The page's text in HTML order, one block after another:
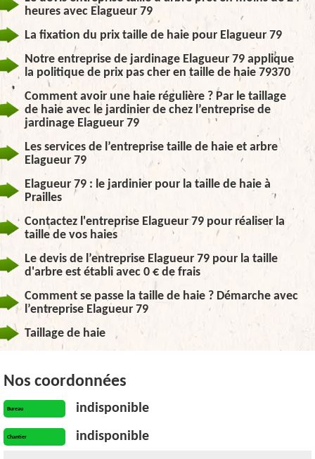
heures avec Elagueur 79
La fixation du prix taille de haie pour Elagueur 79
Notre entreprise de jardinage Elagueur 79 applique
la politique de prix pas cher en taille de haie 79370
Comment avoir une haie régulière ? Par le taillage
de haie avec le jardinier de chez l’entreprise de
jardinage Elagueur 79
Les services de l’entreprise taille de haie et arbre
Elagueur 79
Elagueur 79 : le jardinier pour la taille de haie à
Prailles
Contactez l'entreprise Elagueur 79 pour réaliser la
taille de vos haies
Le devis de l’entreprise Elagueur 79 pour la taille
d'arbre est établi avec 0 € de frais
Comment se passe la taille de haie ? Démarche avec
l’entreprise Elagueur 79
Taillage de haie
Nos coordonnées
Bureau indisponible
Chantier indisponible